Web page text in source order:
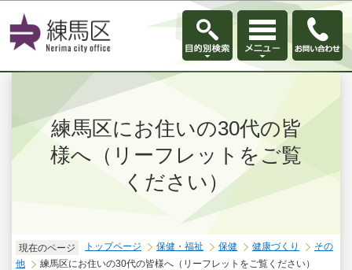
このページの本文へ移動
練馬区にお住いの30代の皆
様へ（リーフレットをご覧
ください）
現在のページ トップページ 保健・福祉 保健 健康づくり
その
他
練馬区にお住いの30代の皆様へ（リーフレットをご覧ください）